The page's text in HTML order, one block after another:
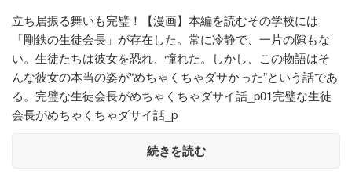
立ち居振る舞いも完璧！【漫画】本編を読むその学校には
「剛鉄の生徒会長」が存在した。常に冷静で、一片の隙もな
い。生徒たちは彼女を恐れ、憧れた。しかし、この物語はそ
んな彼女の本当の姿が“めちゃくちゃダサかった”という話であ
る。完璧な生徒会長がめちゃくちゃダサイ話_p01完璧な生徒
会長がめちゃくちゃダサイ話_p
続きを読む